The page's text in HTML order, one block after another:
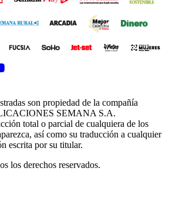
window
son propiedad de la compañía
SEMANA S.A.
total o parcial de cualquiera de los
así como su traducción a cualquier
escrita por su titular.
los derechos reservados.